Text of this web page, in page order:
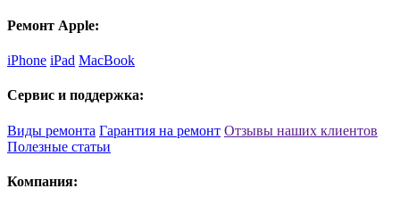
Ремонт Apple:
iPhone iPad MacBook
Сервис и поддержка:
Виды ремонта Гарантия на ремонт Отзывы наших клиентов
Полезные статьи
Компания: